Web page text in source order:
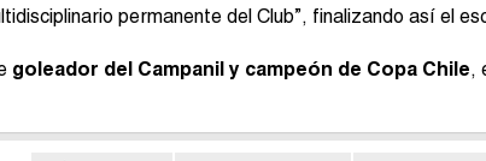
permanente del Club”, finalizando así el
goleador del Campanil y campeón de Copa Chile,